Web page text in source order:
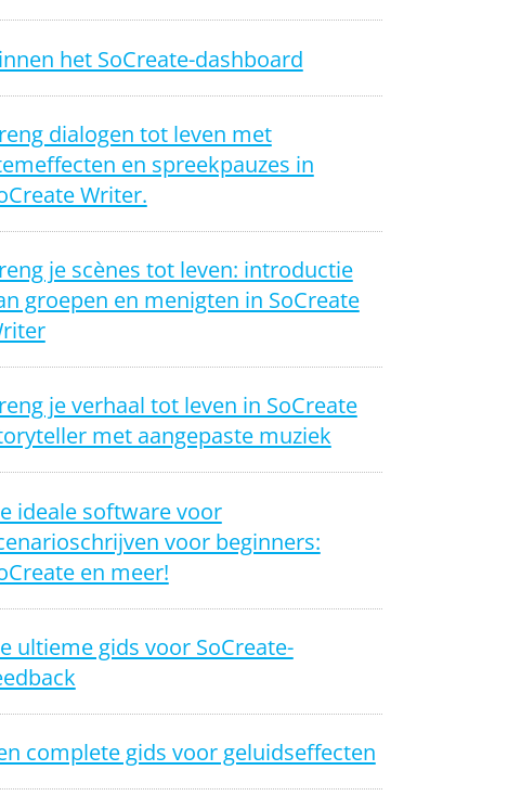
het SoCreate-dashboard
dialogen tot leven met
en spreekpauzes in
Writer.
je scènes tot leven: introductie
groepen en menigten in SoCreate
je verhaal tot leven in SoCreate
met aangepaste muziek
ideale software voor
voor beginners:
en meer!
ultieme gids voor SoCreate-
complete gids voor geluidseffecten